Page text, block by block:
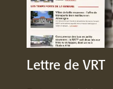
Lettre de VRT